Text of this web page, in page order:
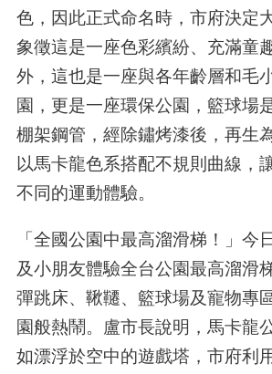
色，因此正式命名時，市府決定
象徵這是一座色彩繽紛、充滿童
外，這也是一座與各年齡層和毛
園，更是一座環保公園，籃球場
棚架鋼管，經除鏽烤漆後，再生
以馬卡龍色系搭配不規則曲線，
不同的運動體驗。
「全國公園中最高溜滑梯！」今
及小朋友體驗全台公園最高溜滑
彈跳床、鞦韆、籃球場及寵物專
園般熱鬧。盧市長說明，馬卡龍
如漂浮於空中的遊戲塔，市府利